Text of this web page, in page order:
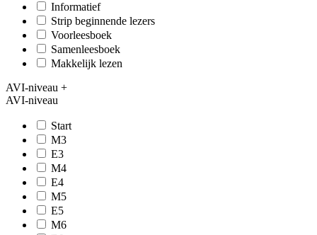
Informatief
Strip beginnende lezers
Voorleesboek
Samenleesboek
Makkelijk lezen
AVI-niveau +
AVI-niveau
Start
M3
E3
M4
E4
M5
E5
M6